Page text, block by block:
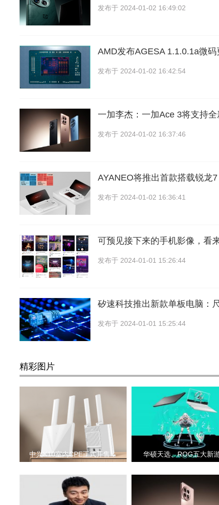
发布于 2024-01-02 16:49:02
AMD发布AGESA 1.1.0.1a微
发布于 2024-01-02 16:42:54
一加李杰：一加Ace 3将支持全
发布于 2024-01-02 16:37:46
AYANEO将推出首款搭载锐龙
发布于 2024-01-02 16:36:41
可预见接下来的手机影像，看
发布于 2024-01-01 15:26:44
矽速科技推出新款单板电脑：
发布于 2024-01-01 15:25:44
精彩图片
中兴K10室内CPE正式开售： 华硕天选、ROG五大新